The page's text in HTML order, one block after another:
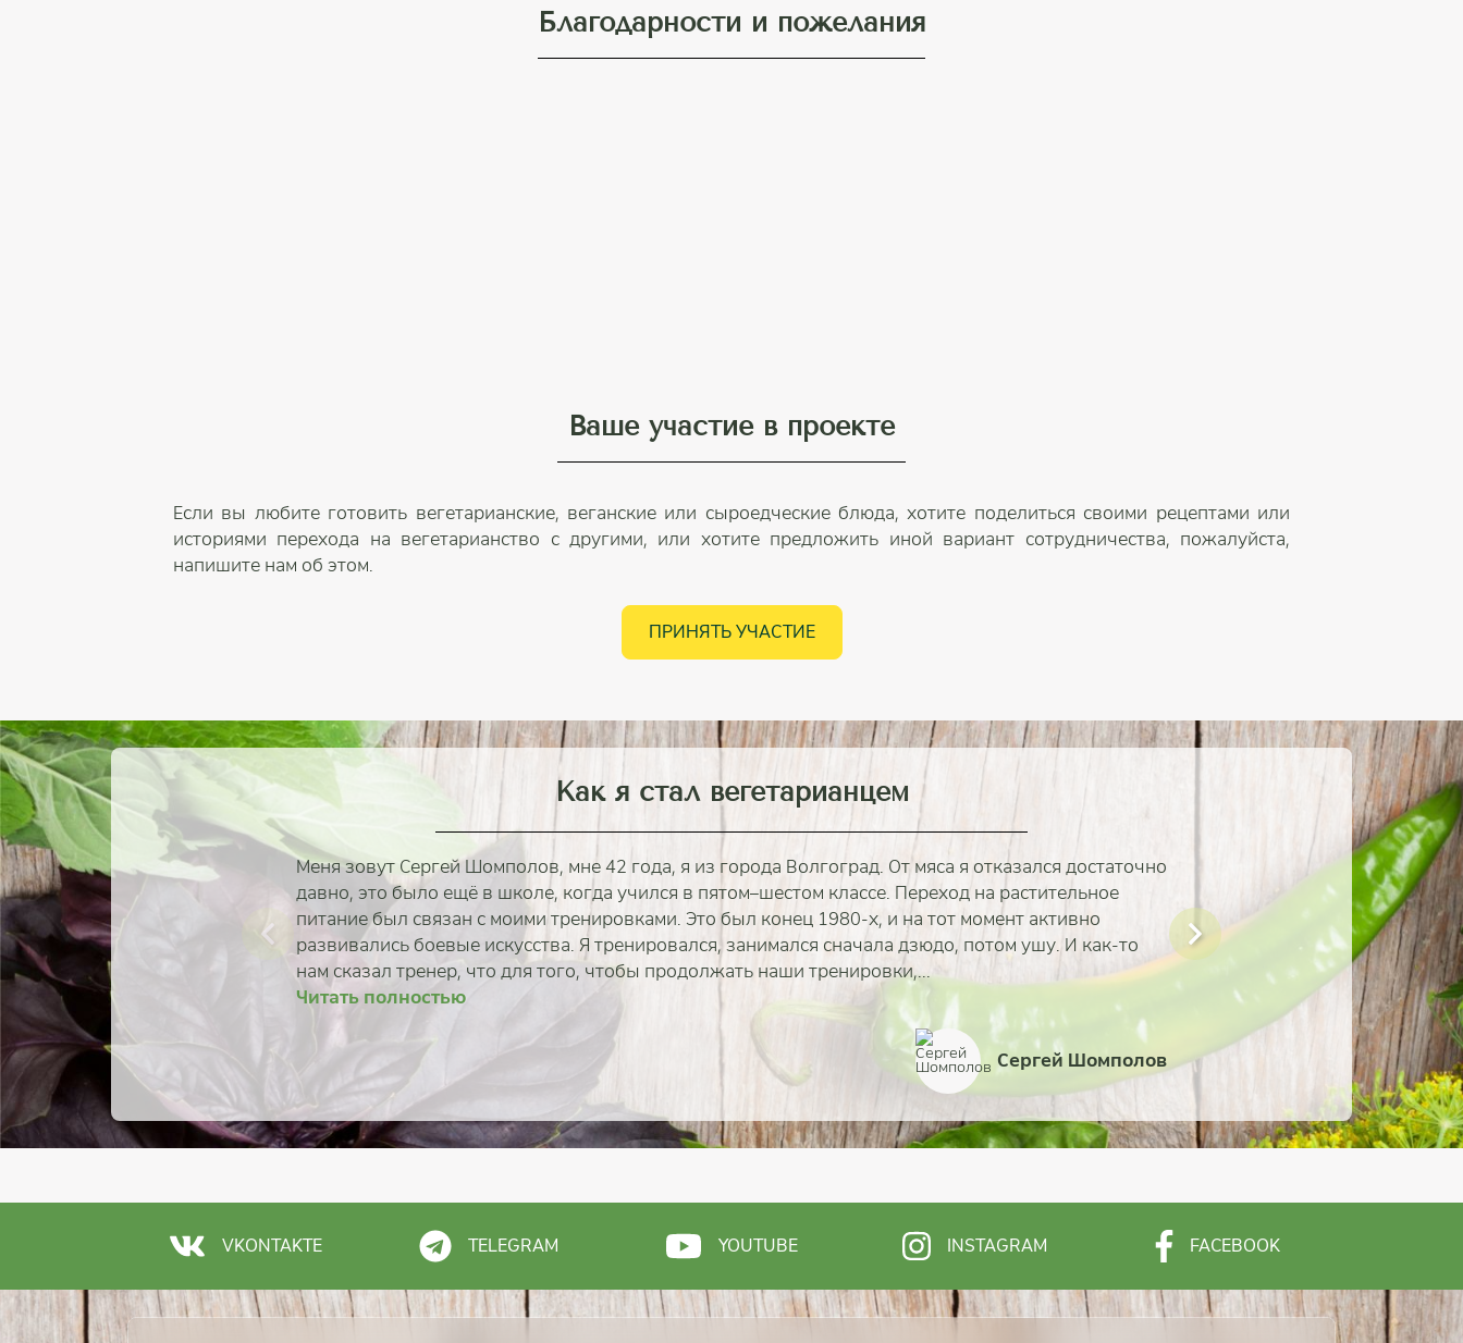
Благодарности и пожелания
Ваше участие в проекте
Если вы любите готовить вегетарианские, веганские или сыроедческие блюда, хотите поделиться своими рецептами или
историями перехода на вегетарианство с другими, или хотите предложить иной вариант сотрудничества, пожалуйста,
напишите нам об этом.
ПРИНЯТЬ УЧАСТИЕ
Как я стал вегетарианцем
Меня зовут Сергей Шомполов, мне 42 года, я из города Волгоград. От мяса я отказался достаточно
давно, это было ещё в школе, когда учился в пятом–шестом классе. Переход на растительное
питание был связан с моими тренировками. Это был конец 1980-х, и на тот момент активно
развивались боевые искусства. Я тренировался, занимался сначала дзюдо, потом ушу. И как-то
нам сказал тренер, что для того, чтобы продолжать наши тренировки,...
Читать полностью
Сергей Шомполов
Читать полностью
Елена Машенцева
Читать полностью
Елена Наймиллер
Читать полностью
Алёна и Таня Сироткины
Читать полностью
Читать полностью
Михаил Мухин
Читать полностью
Александр Зенков
Читать полностью
Марина Сынкова
VKONTAKTE TELEGRAM YOUTUBE INSTAGRAM FACEBOOK